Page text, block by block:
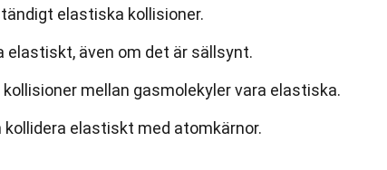
elastiska kollisioner.
elastiskt, även om det är sällsynt.
mellan gasmolekyler vara elastiska.
elastiskt med atomkärnor.